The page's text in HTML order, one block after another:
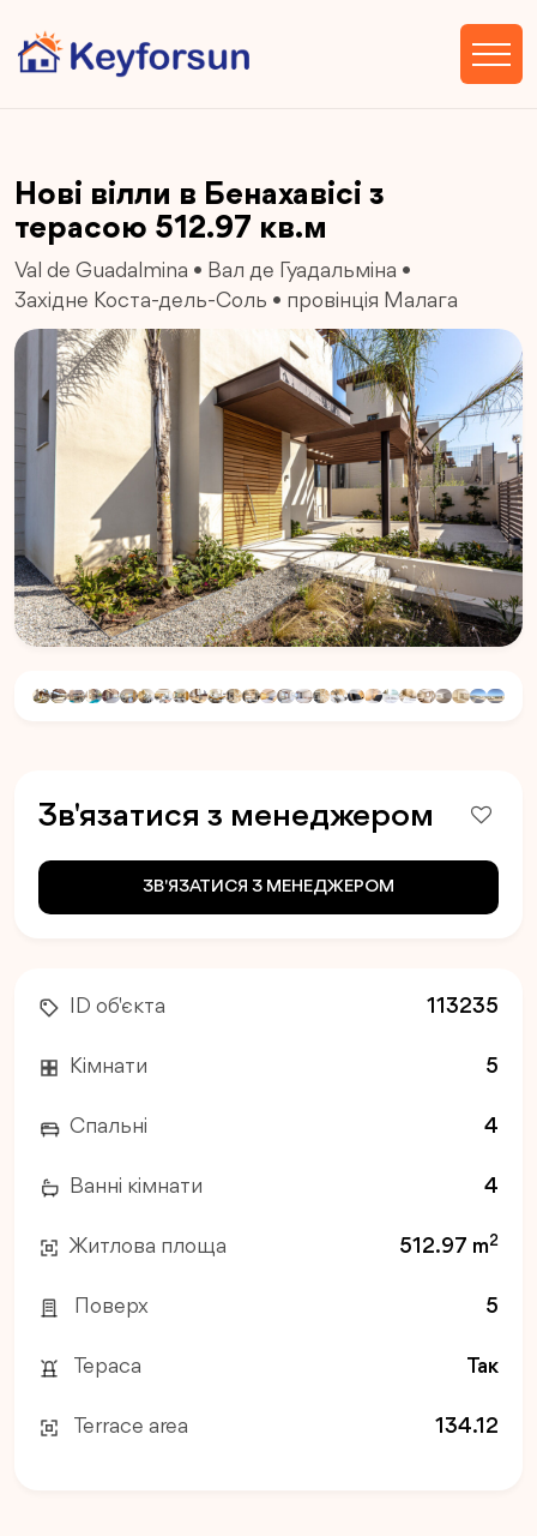
Нові вілли в Бенахавісі з
терасою 512.97 кв.м
Val de Guadalmina • Вал де Гуадальміна •
Західне Коста-дель-Соль • провінція Малага
Зв'язатися з менеджером
ЗВ'ЯЗАТИСЯ З МЕНЕДЖЕРОМ
ID об'єкта 113235
Кімнати 5
Спальні 4
Ванні кімнати 4
Житлова площа 512.97 m2
Поверх 5
Тераса Так
Terrace area 134.12